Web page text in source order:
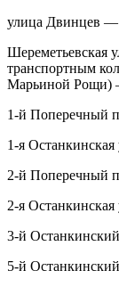
улица Двинцев
Шереметьевская
транспортным
Марьиной Рощи)
1-й Поперечный
1-я
2-й Поперечный
2-я
3-й
5-й